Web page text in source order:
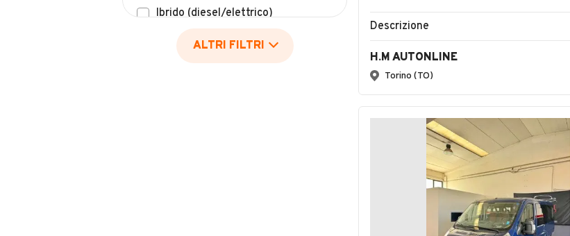
Ibrido (diesel/elettrico)
Elettrico
Idrogeno
ALTRI FILTRI
Descrizione
H.M AUTONLINE
Torino (TO)